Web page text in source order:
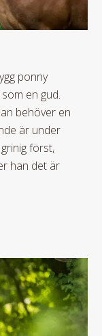
ponny
en gud.
behöver en
är under
först,
han det är